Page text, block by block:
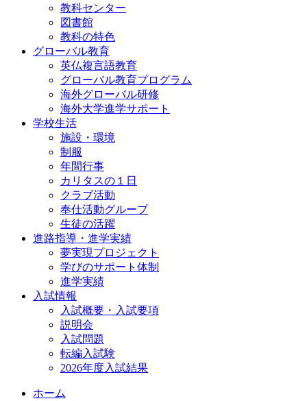
教科センター
図書館
教科の特色
グローバル教育
英仏複言語教育
グローバル教育プログラム
海外グローバル研修
海外大学進学サポート
学校生活
施設・環境
制服
年間行事
カリタスの１日
クラブ活動
奉仕活動グループ
生徒の活躍
進路指導・進学実績
夢実現プロジェクト
学びのサポート体制
進学実績
入試情報
入試概要・入試要項
説明会
入試問題
転編入試験
2026年度入試結果
ホーム